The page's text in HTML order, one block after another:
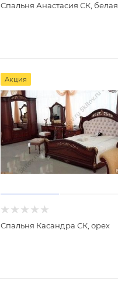
Спальня Анастасия СК, белая
Акция
Спальня Касандра СК, орех